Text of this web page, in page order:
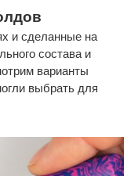
и сделанные на
состава и
варианты
выбрать для